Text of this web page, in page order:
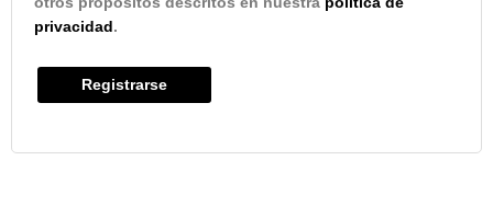
privacidad .
Registrarse